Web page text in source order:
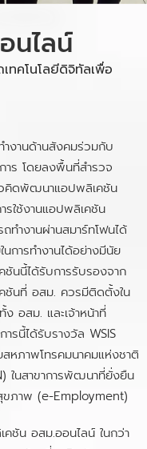
นไลน์
ทคโนโลยีดิจิทัลเพื่อ
งานด้านสังคมร่วมกับ
าร โดยลงพื้นที่สำรวจ
วคิดพัฒนาแอปพลิเคชัน
ใช้งานแอปพลิเคชัน
ทำงานผ่านสมาร์ทโฟนได้
การทำงานได้อย่างมีนัย
นนี้ได้รับการรับรองจาก
ชันที่ อสม. ควรมีติดตั้งใน
อสม. และเจ้าหน้าที่
รนี้ได้รับรางวัล WSIS
หภาพโทรคมนาคมแห่งชาติ
ในสาขาการพัฒนาที่ยั่งยืน
ขภาพ (e-Employment)
คชัน อสม.ออนไลน์ ในกว่า